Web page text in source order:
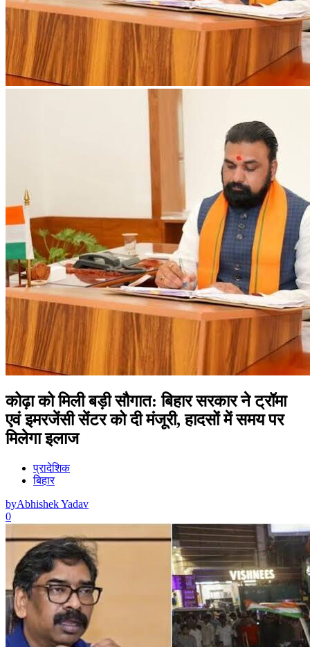
कोढ़ा को मिली बड़ी सौगात: बिहार सरकार ने ट्रॉमा
एवं इमरजेंसी सेंटर को दी मंजूरी, हादसों में समय पर
मिलेगा इलाज
प्रादेशिक
बिहार
byAbhishek Yadav
0